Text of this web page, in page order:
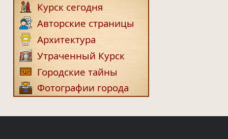
Курск сегодня
Авторские страницы
Архитектура
Утраченный Курск
Городские тайны
Фотографии города